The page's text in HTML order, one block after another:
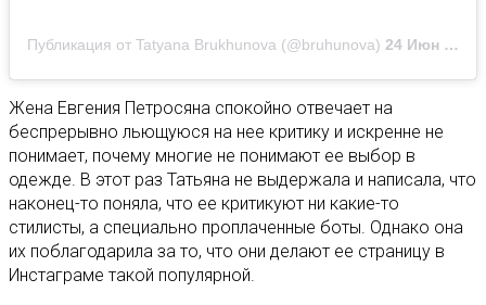
Публикация от Tatyana Brukhunova (@bruhunova) 24 Июн 2020 в 11:02 PDT
Жена Евгения Петросяна спокойно отвечает на
беспрерывно льющуюся на нее критику и искренне не
понимает, почему многие не понимают ее выбор в
одежде. В этот раз Татьяна не выдержала и написала, что
наконец-то поняла, что ее критикуют ни какие-то
стилисты, а специально проплаченные боты. Однако она
их поблагодарила за то, что они делают ее страницу в
Инстаграме такой популярной.